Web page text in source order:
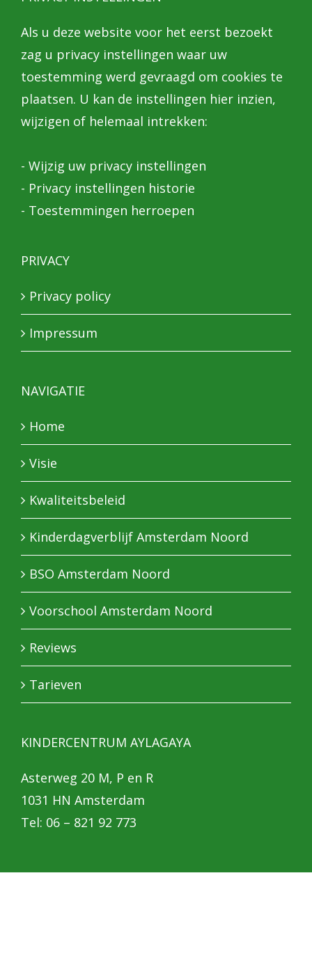
Als u deze website voor het eerst bezoekt
zag u privacy instellingen waar uw
toestemming werd gevraagd om cookies te
plaatsen. U kan de instellingen hier inzien,
wijzigen of helemaal intrekken:
- Wijzig uw privacy instellingen
- Privacy instellingen historie
- Toestemmingen herroepen
PRIVACY
Privacy policy
Impressum
NAVIGATIE
Home
Visie
Kwaliteitsbeleid
Kinderdagverblijf Amsterdam Noord
BSO Amsterdam Noord
Voorschool Amsterdam Noord
Reviews
Tarieven
KINDERCENTRUM AYLAGAYA
Asterweg 20 M, P en R
1031 HN Amsterdam
Tel: 06 – 821 92 773